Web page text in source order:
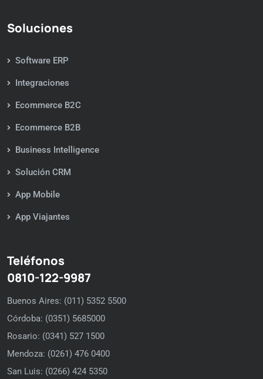
Soluciones
Software ERP
Integraciones
Ecommerce B2C
Ecommerce B2B
Business Intelligence
Solución CRM
App Mobile
App Viajantes
Teléfonos
0810-122-9987
Buenos Aires: (011) 5352 5500
Córdoba: (0351) 5685000
Rosario: (0341) 527 1500
Mendoza: (0261) 476 0400
San Luis: (0266) 424 5350